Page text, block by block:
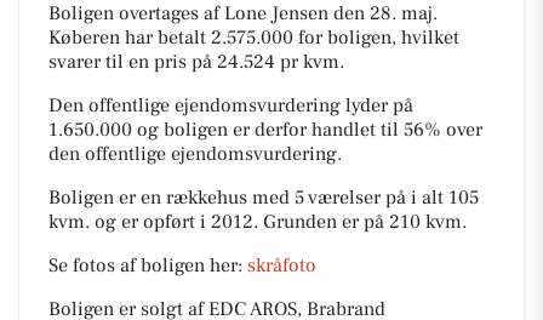
Boligen overtages af Lone Jensen den 28. maj.
Køberen har betalt 2.575.000 for boligen, hvilket
svarer til en pris på 24.524 pr kvm.
Den offentlige ejendomsvurdering lyder på
1.650.000 og boligen er derfor handlet til 56% over
den offentlige ejendomsvurdering.
Boligen er en rækkehus med 5 værelser på i alt 105
kvm. og er opført i 2012. Grunden er på 210 kvm.
Se fotos af boligen her: skråfoto
Boligen er solgt af EDC AROS, Brabrand